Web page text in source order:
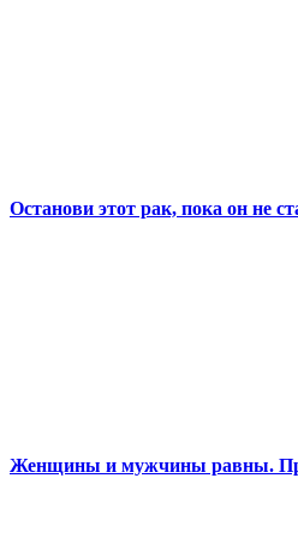
Останови этот рак, пока он не
Женщины и мужчины равны.